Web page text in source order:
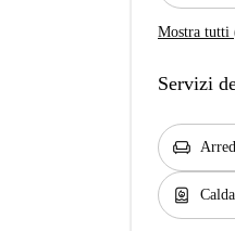
Mostra tutti
Servizi
chair
water_heater